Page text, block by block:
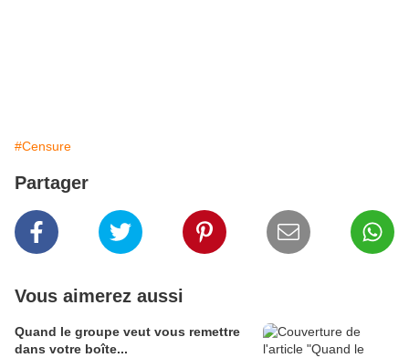
#Censure
Partager
Vous aimerez aussi
Quand le groupe veut vous remettre
dans votre boîte...